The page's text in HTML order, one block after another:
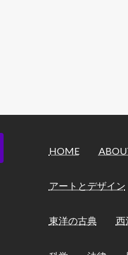
HOME
アートとデザイン
東洋の古典 西